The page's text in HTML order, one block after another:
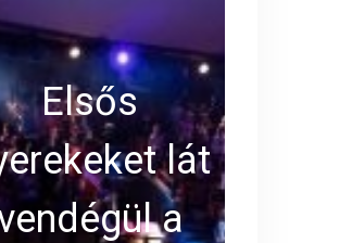
Elsős
lát
a